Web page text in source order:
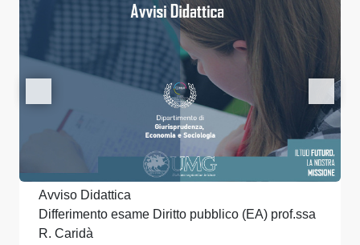
Avviso Didattica
Differimento esame Diritto pubblico (EA) prof.ssa
R. Caridà